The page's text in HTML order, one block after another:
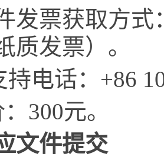
发票获取方
质发票）。
电话： +86
300元。
文件提交